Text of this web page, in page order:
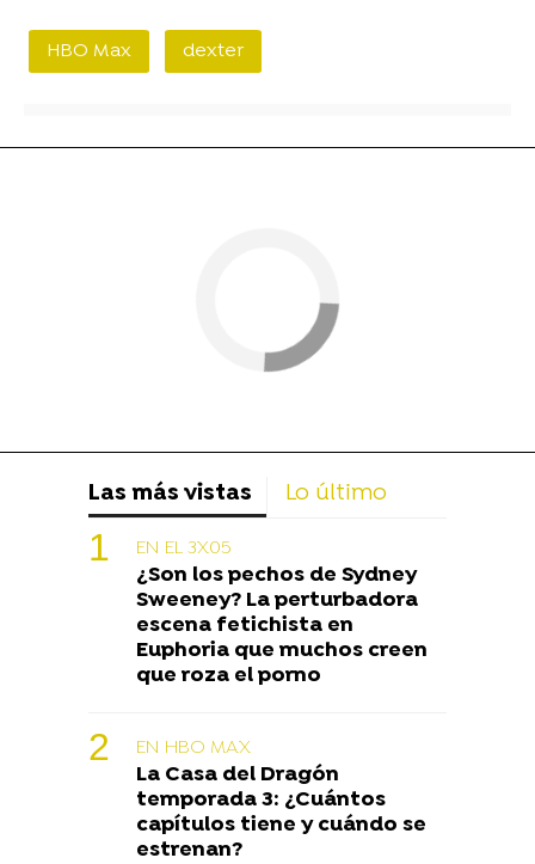
HBO Max dexter
Las más vistas Lo último
EN EL 3X05
¿Son los pechos de Sydney
Sweeney? La perturbadora
escena fetichista en
Euphoria que muchos creen
que roza el porno
EN HBO MAX
La Casa del Dragón
temporada 3: ¿Cuántos
capítulos tiene y cuándo se
estrenan?